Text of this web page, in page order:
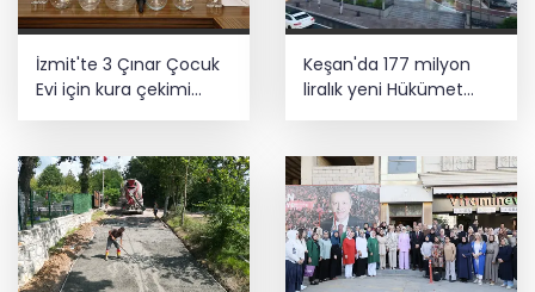
İzmit'te 3 Çınar Çocuk
Evi için kura çekimi
Keşan'da 177 milyon
liralık yeni Hükümet